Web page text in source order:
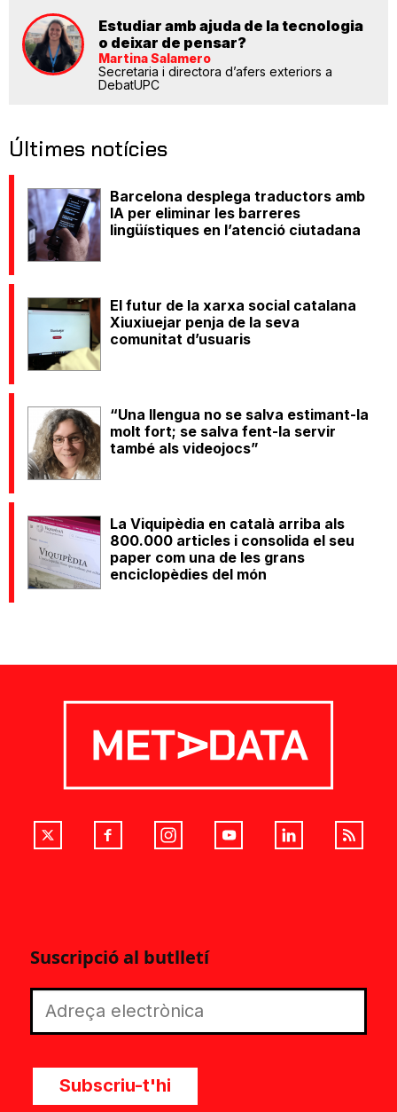
Estudiar amb ajuda de la tecnologia
o deixar de pensar?
Martina Salamero
Secretaria i directora d’afers exteriors a
DebatUPC
Últimes notícies
Barcelona desplega traductors amb
IA per eliminar les barreres
lingüístiques en l’atenció ciutadana
El futur de la xarxa social catalana
Xiuxiuejar penja de la seva
comunitat d’usuaris
“Una llengua no se salva estimant-la
molt fort; se salva fent-la servir
també als videojocs”
La Viquipèdia en català arriba als
800.000 articles i consolida el seu
paper com una de les grans
enciclopèdies del món
Suscripció al butlletí
Subscriu-t'hi